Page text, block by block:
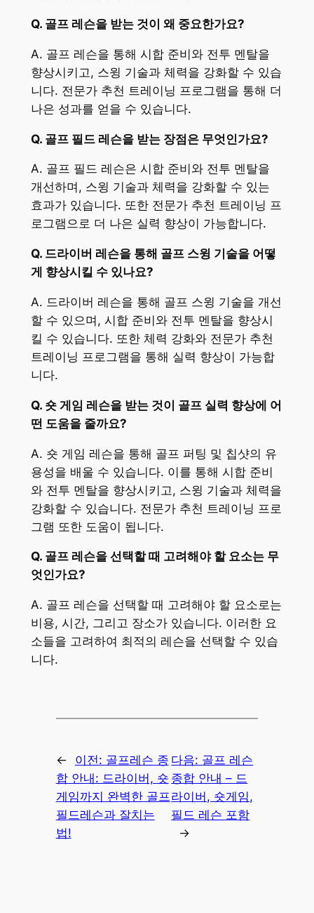
Q. 골프 레슨을 받는 것이 왜 중요한가요?
A. 골프 레슨을 통해 시합 준비와 전투 멘탈을
향상시키고, 스윙 기술과 체력을 강화할 수 있습
니다. 전문가 추천 트레이닝 프로그램을 통해 더
나은 성과를 얻을 수 있습니다.
Q. 골프 필드 레슨을 받는 장점은 무엇인가요?
A. 골프 필드 레슨은 시합 준비와 전투 멘탈을
개선하며, 스윙 기술과 체력을 강화할 수 있는
효과가 있습니다. 또한 전문가 추천 트레이닝 프
로그램으로 더 나은 실력 향상이 가능합니다.
Q. 드라이버 레슨을 통해 골프 스윙 기술을 어떻
게 향상시킬 수 있나요?
A. 드라이버 레슨을 통해 골프 스윙 기술을 개선
할 수 있으며, 시합 준비와 전투 멘탈을 향상시
킬 수 있습니다. 또한 체력 강화와 전문가 추천
트레이닝 프로그램을 통해 실력 향상이 가능합
니다.
Q. 숏 게임 레슨을 받는 것이 골프 실력 향상에 어
떤 도움을 줄까요?
A. 숏 게임 레슨을 통해 골프 퍼팅 및 칩샷의 유
용성을 배울 수 있습니다. 이를 통해 시합 준비
와 전투 멘탈을 향상시키고, 스윙 기술과 체력을
강화할 수 있습니다. 전문가 추천 트레이닝 프로
그램 또한 도움이 됩니다.
Q. 골프 레슨을 선택할 때 고려해야 할 요소는 무
엇인가요?
A. 골프 레슨을 선택할 때 고려해야 할 요소로는
비용, 시간, 그리고 장소가 있습니다. 이러한 요
소들을 고려하여 최적의 레슨을 선택할 수 있습
니다.
← 이전: 골프레슨 종
합 안내: 드라이버, 숏
게임까지 완벽한 골프
필드레슨과 잘치는
법!
다음: 골프 레슨
종합 안내 – 드
라이버, 숏게임,
필드 레슨 포함
→